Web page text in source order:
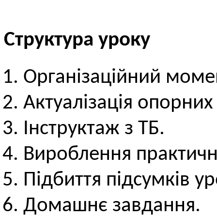
Структура уроку
Організаційний
Актуалізація
Інструктаж з ТБ.
Вироблення
Підбиття підсумків
Домашнє завдання.